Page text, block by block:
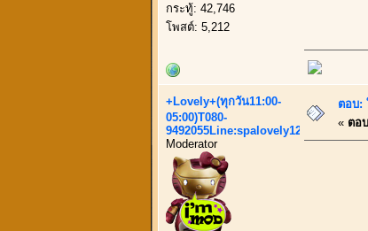
กระทู้: 42,746
โพสต์: 5,212
+Lovely+(ทุกวัน11:00-
05:00)T080-
9492055Line:spalovely123
Moderator
ตอบ:
« ตอ